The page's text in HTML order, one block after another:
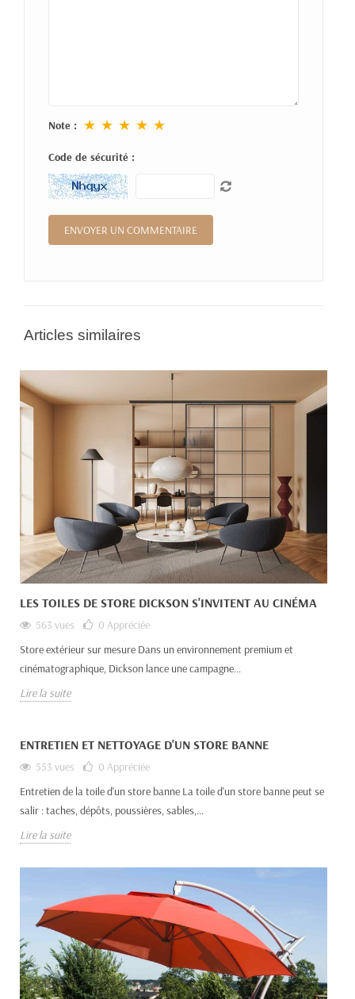
Note : ★ ★ ★ ★ ★
Code de sécurité :
Articles similaires
LES TOILES DE STORE DICKSON S'INVITENT AU CINÉMA
563 vues 0 Appréciée
Store extérieur sur mesure Dans un environnement premium et
cinématographique, Dickson lance une campagne...
Lire la suite
ENTRETIEN ET NETTOYAGE D'UN STORE BANNE
553 vues 0 Appréciée
Entretien de la toile d'un store banne La toile d'un store banne peut se
salir : taches, dépôts, poussières, sables,...
Lire la suite